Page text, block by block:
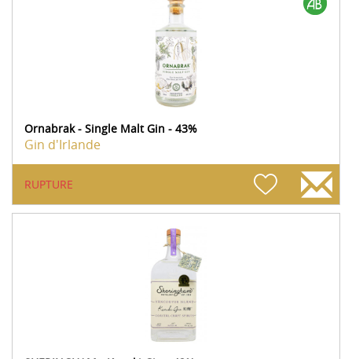
Ornabrak - Single Malt Gin - 43%
Gin d'Irlande
RUPTURE